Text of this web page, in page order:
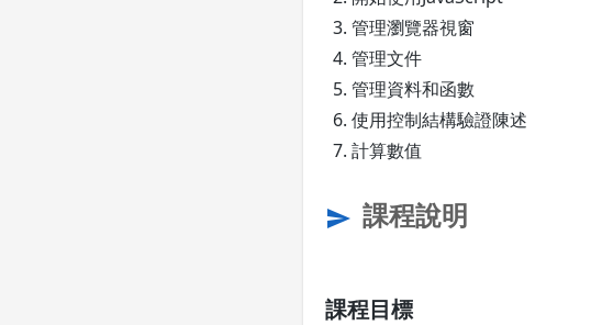
管理瀏覽器視窗
管理文件
管理資料和函數
使用控制結構驗證陳述
計算數值
send 課程說明
課程目標